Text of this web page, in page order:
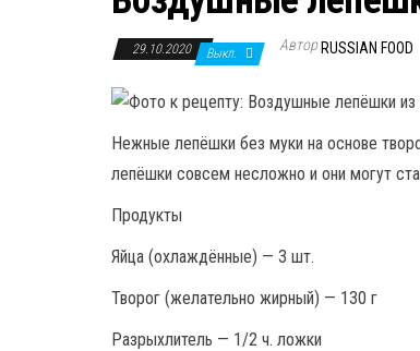
29.10.2020 Выкл. Автор RUSSIAN FOOD
Нежные лепёшки без муки на основе
лепёшки совсем несложно и они могут
Продукты
Яйца (охлаждённые) — 3 шт.
Творог (желательно жирный) — 130 г
Разрыхлитель — 1/2 ч. ложки